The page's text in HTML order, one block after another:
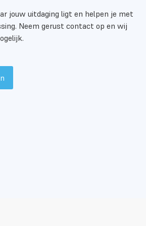
die bijdragen aan
inzetbaarheid,
effectiever functioneren in
onderdeel van persoonlijke
individueel ontwikkeltraject.
jouw uitdaging ligt en helpen je met
Neem gerust contact op en wij